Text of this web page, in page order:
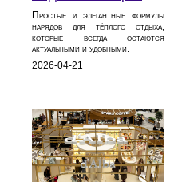
Простые и элегантные формулы
нарядов для тёплого отдыха,
которые всегда остаются
актуальными и удобными.
2026-04-21